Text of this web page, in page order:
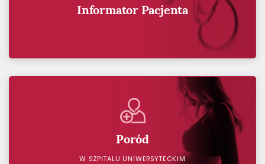
Informator Pacjenta
Poród
W SZPITALU UNIWERSYTECKIM